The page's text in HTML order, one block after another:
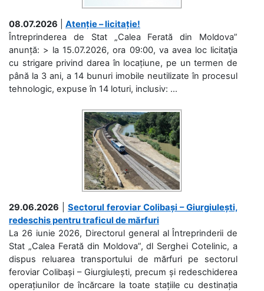
08.07.2026
Atenție – licitație!
Întreprinderea de Stat „Calea Ferată din Moldova”
anunță: > la 15.07.2026, ora 09:00, va avea loc licitaţia
cu strigare privind darea în locațiune, pe un termen de
până la 3 ani, a 14 bunuri imobile neutilizate în procesul
tehnologic, expuse în 14 loturi, inclusiv: ...
29.06.2026
Sectorul feroviar Colibași – Giurgiulești,
redeschis pentru traficul de mărfuri
La 26 iunie 2026, Directorul general al Întreprinderii de
Stat „Calea Ferată din Moldova”, dl Serghei Cotelinic, a
dispus reluarea transportului de mărfuri pe sectorul
feroviar Colibași – Giurgiulești, precum și redeschiderea
operațiunilor de încărcare la toate stațiile cu destinația